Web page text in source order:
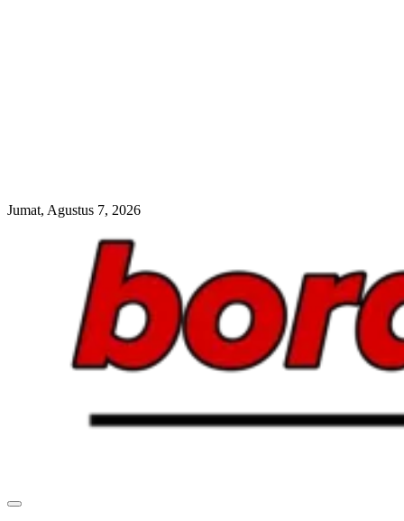
Jumat, Agustus 7, 2026